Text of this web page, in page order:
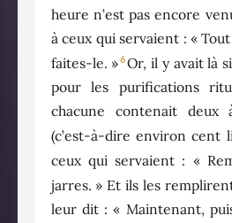
heure n’est pas encore
à ceux qui servaient : «
faites-le. »6Or, il y avait là
pour les purifications
chacune contenait deux
(c’est-à-dire environ cent
ceux qui servaient : «
jarres. » Et ils les
leur dit : « Maintenant,